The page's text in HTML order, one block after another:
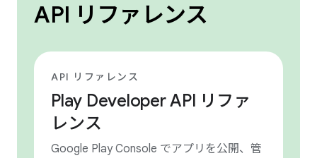
API リファレンス
API リファレンス
Play Developer API リファ
レンス
Google Play Console でアプリを公開、管